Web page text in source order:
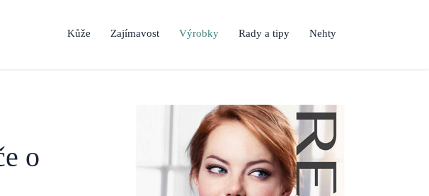
Kůže Zajímavost Výrobky Rady a tipy Nehty
o